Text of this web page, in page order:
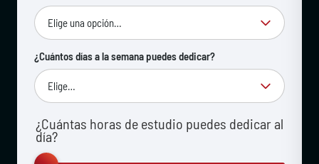
¿Cuántos días a la semana puedes dedicar?
¿Cuántas horas de estudio puedes dedicar al
día?